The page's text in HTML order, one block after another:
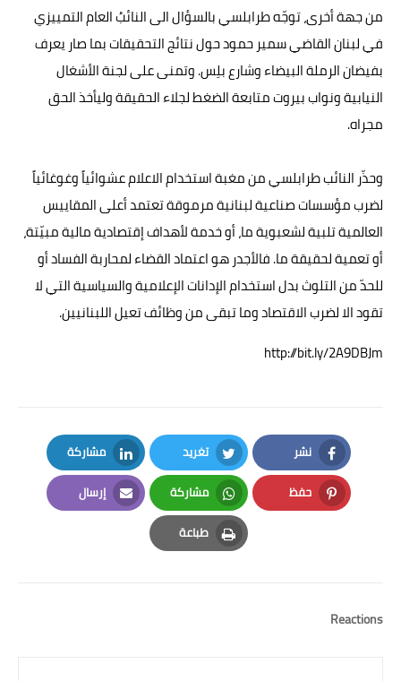
من جهة أخرى، توجّه طرابلسي بالسؤال الى النائبُ العام التمييزي
في لبنان القاضي سمير حمود حول نتائج التحقيقات بما صار يعرف
بفيضان الرملة البيضاء وشارع بلِس. وتمنى على لجنة الأشغال
النيابية ونواب بيروت متابعة الضغط لجلاء الحقيقة وليأخذ الحق
مجراه.
وحذّر النائب طرابلسي من مغبة استخدام الاعلام عشوائياً وغوغائياً
لضرب مؤسسات صناعية لبنانية مرموقة تعتمد أعلى المقاييس
العالمية تلبية لشعبوية ما، أو خدمة لأهداف إقتصادية مالية مبيّتة،
أو تعمية لحقيقة ما. فالأجدر هو اعتماد القضاء لمحاربة الفساد أو
للحدّ من التلوث بدل استخدام الإدانات الإعلامية والسياسية التي لا
تقود الا لضرب الاقتصاد وما تبقى من وظائف تعيل اللبنانيين.
http://bit.ly/2A9DBJm
نشر
Facebook
تغريد
Twitter
مشاركة
LinkedIn
حفظ
Pinterest
مشاركة
Whatsapp
إرسال
Email
طباعة
Print
Reactions